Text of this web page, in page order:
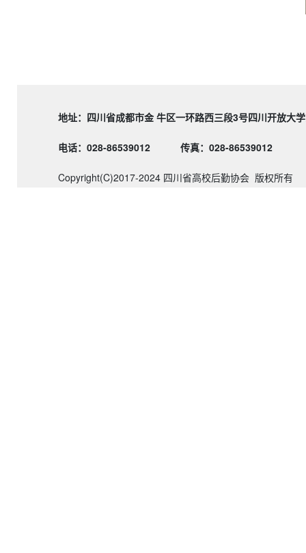
地址：四川省成都市金 牛区一环路西三段3号四
电话：028-86539012 传真：028-86539012
Copyright(C)2017-2024 四川省高校后勤协会 版权所